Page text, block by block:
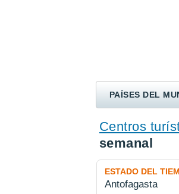
PAÍSES DEL
ENCONTRAR UN
Centros
semanal
ESTADO DEL
Antofagasta